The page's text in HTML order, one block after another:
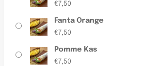
€7,50
Fanta Orange
€7,50
Pomme Kas
€7,50